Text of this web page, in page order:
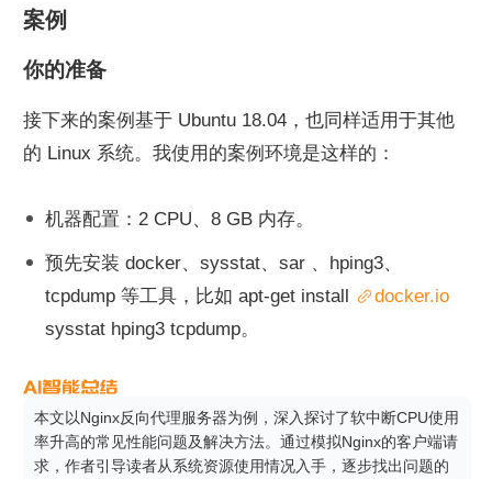
案例
你的准备
接下来的案例基于 Ubuntu 18.04，也同样适用于其他
的 Linux 系统。我使用的案例环境是这样的：
机器配置：2 CPU、8 GB 内存。
预先安装 docker、sysstat、sar 、hping3、
tcpdump 等工具，比如 apt-get install
docker.io
sysstat hping3 tcpdump。
本文以Nginx反向代理服务器为例，深入探讨了软中断CPU使用
率升高的常见性能问题及解决方法。通过模拟Nginx的客户端请
求，作者引导读者从系统资源使用情况入手，逐步找出问题的